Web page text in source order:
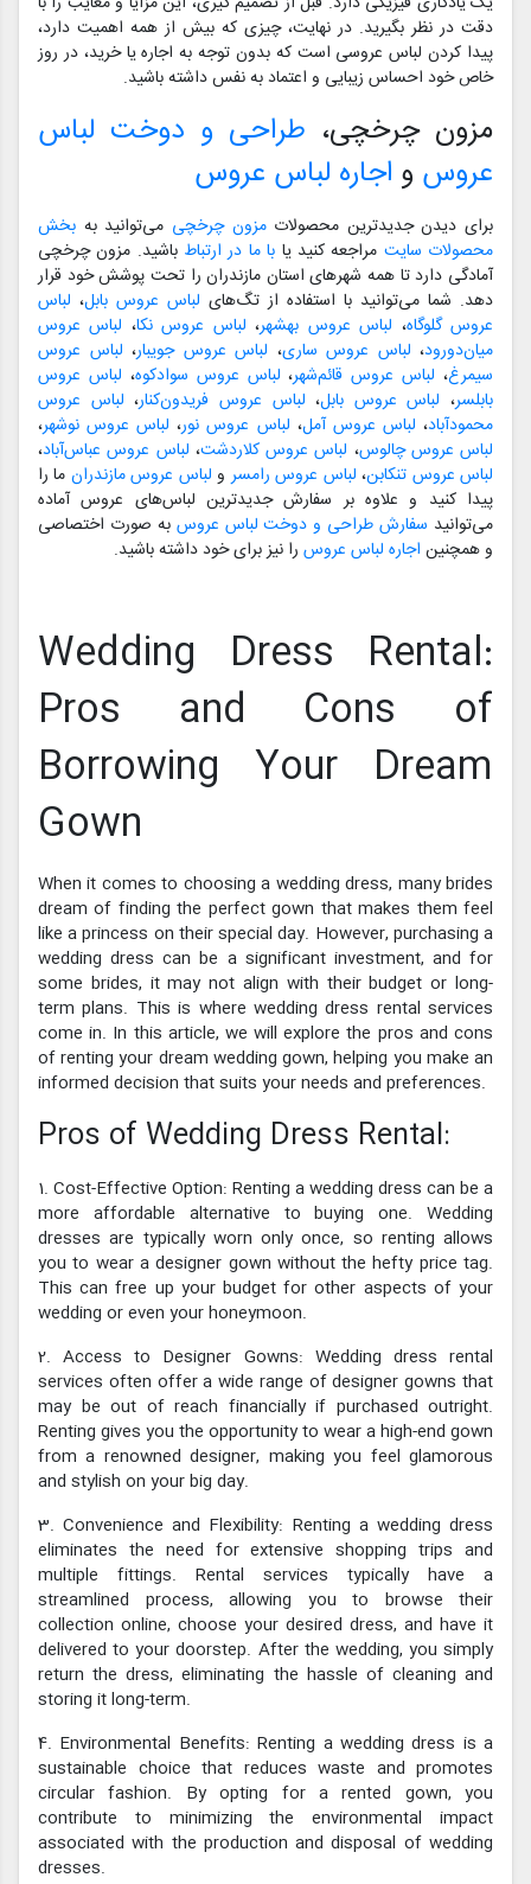
دقت در نظر بگیرید. در نهایت، چیزی که بیش از همه اهمیت دارد،
پیدا کردن لباس عروسی است که بدون توجه به اجاره یا خرید، در روز
خاص خود احساس زیبایی و اعتماد به نفس داشته باشید.
مزون چرخچی، طراحی و دوخت لباس
عروس و اجاره لباس عروس
برای دیدن جدیدترین محصولاتمزون چرخچی می‌توانید به بخش
محصولات سایت مراجعه کنید یا با ما در ارتباط باشید. مزون چرخچی
آمادگی دارد تا همه شهرهای استان مازندران را تحت پوشش خود قرار
دهد. شما می‌توانید با استفاده از تگ‌های لباس عروس بابل، لباس
عروس گلوگاه، لباس عروس بهشهر، لباس عروس نکا، لباس عروس
میان‌دورود، لباس عروس ساری، لباس عروس جویبار، لباس عروس
سیمرغ، لباس عروس قائم‌شهر، لباس عروس سوادکوه، لباس عروس
بابلسر، لباس عروس بابل، لباس عروس فریدون‌کنار، لباس عروس
محمودآباد، لباس عروس آمل، لباس عروس نور، لباس عروس نوشهر،
لباس عروس چالوس، لباس عروس کلاردشت، لباس عروس عباس‌آباد،
لباس عروس تنکابن، لباس عروس رامسر و لباس عروس مازندران ما را
پیدا کنید و علاوه بر سفارش جدیدترین لباس‌های عروس آماده
می‌توانید سفارش طراحی و دوخت لباس عروس به صورت اختصاصی
و همچنین اجاره لباس عروس را نیز برای خود داشته باشید.
Wedding Dress Rental:
Pros and Cons of
Borrowing Your Dream
Gown
When it comes to choosing a wedding dress, many brides
dream of finding the perfect gown that makes them feel
like a princess on their special day. However, purchasing a
wedding dress can be a significant investment, and for
some brides, it may not align with their budget or long-
term plans. This is where wedding dress rental services
come in. In this article, we will explore the pros and cons
of renting your dream wedding gown, helping you make an
informed decision that suits your needs and preferences.
Pros of Wedding Dress Rental:
1. Cost-Effective Option: Renting a wedding dress can be a
more affordable alternative to buying one. Wedding
dresses are typically worn only once, so renting allows
you to wear a designer gown without the hefty price tag.
This can free up your budget for other aspects of your
wedding or even your honeymoon.
2. Access to Designer Gowns: Wedding dress rental
services often offer a wide range of designer gowns that
may be out of reach financially if purchased outright.
Renting gives you the opportunity to wear a high-end gown
from a renowned designer, making you feel glamorous
and stylish on your big day.
3. Convenience and Flexibility: Renting a wedding dress
eliminates the need for extensive shopping trips and
multiple fittings. Rental services typically have a
streamlined process, allowing you to browse their
collection online, choose your desired dress, and have it
delivered to your doorstep. After the wedding, you simply
return the dress, eliminating the hassle of cleaning and
storing it long-term.
4. Environmental Benefits: Renting a wedding dress is a
sustainable choice that reduces waste and promotes
circular fashion. By opting for a rented gown, you
contribute to minimizing the environmental impact
associated with the production and disposal of wedding
dresses.